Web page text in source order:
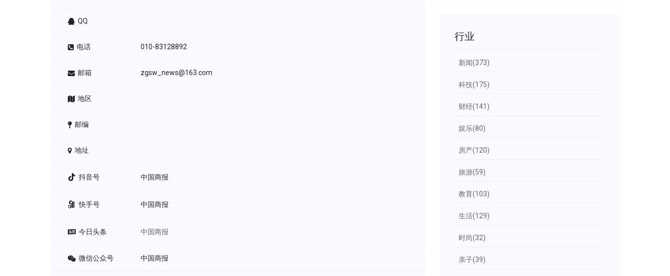
QQ
电话 010-83128892
邮箱 zgsw_news@163.com
地区
邮编
地址
抖音号 中国商报
快手号 中国商报
今日头条 中国商报
微信公众号 中国商报
行业
新闻(373)
科技(175)
财经(141)
娱乐(80)
房产(120)
旅游(59)
教育(103)
生活(129)
时尚(32)
亲子(39)